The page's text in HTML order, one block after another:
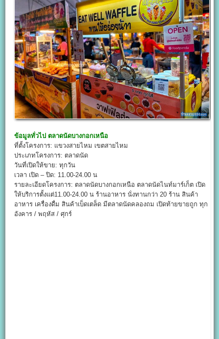
ข้อมูลทั่วไป ตลาดนัดบางกอกเหนือ
ที่ตั้งโครงการ: แขวงสายไหม เขตสายไหม
ประเภทโครงการ: ตลาดนัด
วันที่เปิดให้ขาย: ทุกวัน
เวลา เปิด – ปิด: 11.00-24.00 น
รายละเอียดโครงการ: ตลาดนัดบางกอกเหนือ ตลาดนัดไนท์มาร์เก็ต เปิด
ให้บริการตั้งแต่11.00-24.00 น ร้านอาหาร นั่งทานกว่า 20 ร้าน สินค้า
อาหาร เครื่องดื่ม สินค้าเบ็ดเตล็ด มีตลาดนัดคลองถม เปิดท้ายขายถูก ทุก
อังคาร / พฤหัส / ศุกร์